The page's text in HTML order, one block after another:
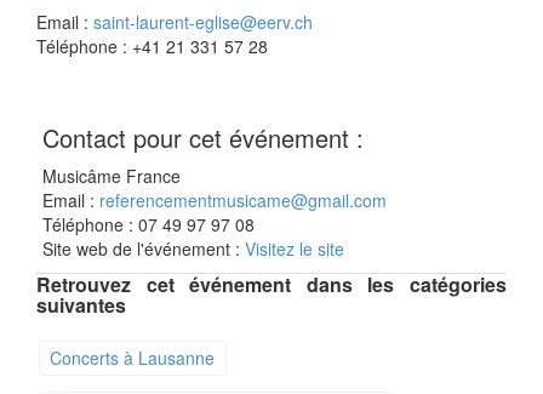
Email : saint-laurent-eglise@eerv.ch
Téléphone : +41 21 331 57 28
Contact pour cet événement :
Musicâme France
Email : referencementmusicame@gmail.com
Téléphone : 07 49 97 97 08
Site web de l'événement : Visitez le site
Retrouvez cet événement dans les catégories
suivantes
Concerts à Lausanne